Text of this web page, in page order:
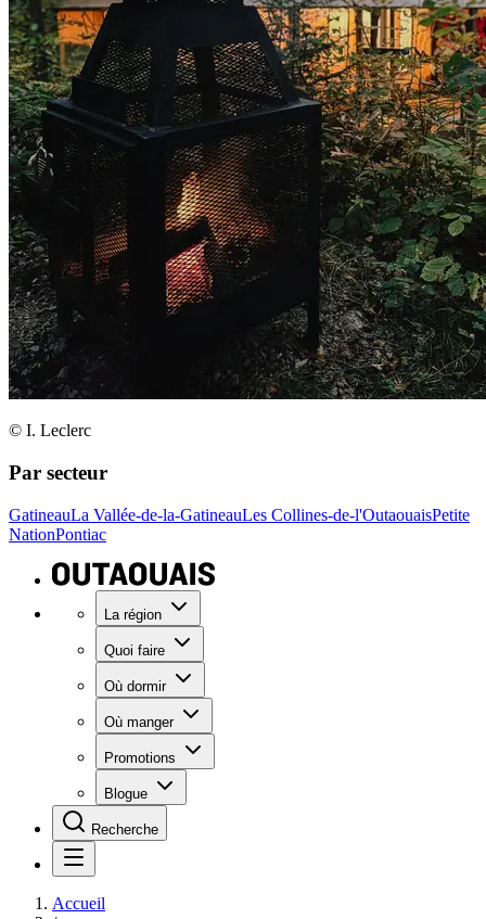
© I. Leclerc
Par secteur
GatineauLa Vallée-de-la-GatineauLes Collines-de-l'OutaouaisPetite
NationPontiac
La région
Quoi faire
Où dormir
Où manger
Promotions
Blogue
Recherche
Accueil